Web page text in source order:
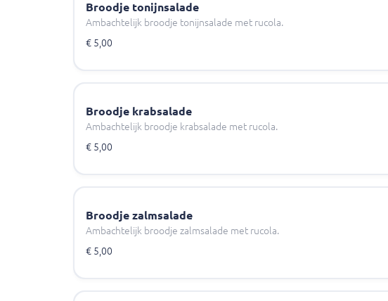
Broodje tonijnsalade
Ambachtelijk broodje tonijnsalade met rucola.
€ 5,00
Broodje krabsalade
Ambachtelijk broodje krabsalade met rucola.
€ 5,00
Broodje zalmsalade
Ambachtelijk broodje zalmsalade met rucola.
€ 5,00